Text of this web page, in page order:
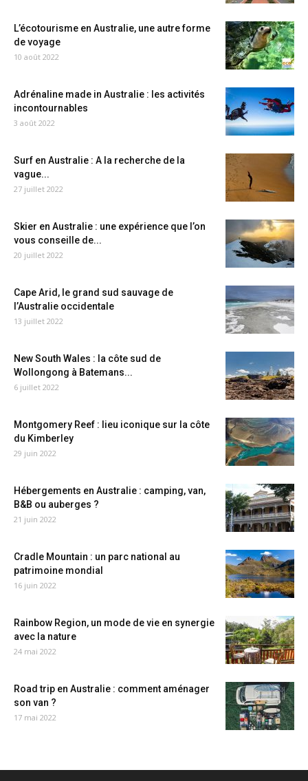
L’écotourisme en Australie, une autre forme
de voyage
10 août 2022
Adrénaline made in Australie : les activités
incontournables
3 août 2022
Surf en Australie : A la recherche de la
vague...
27 juillet 2022
Skier en Australie : une expérience que l’on
vous conseille de...
20 juillet 2022
Cape Arid, le grand sud sauvage de
l’Australie occidentale
13 juillet 2022
New South Wales : la côte sud de
Wollongong à Batemans...
6 juillet 2022
Montgomery Reef : lieu iconique sur la côte
du Kimberley
29 juin 2022
Hébergements en Australie : camping, van,
B&B ou auberges ?
21 juin 2022
Cradle Mountain : un parc national au
patrimoine mondial
16 juin 2022
Rainbow Region, un mode de vie en synergie
avec la nature
24 mai 2022
Road trip en Australie : comment aménager
son van ?
17 mai 2022